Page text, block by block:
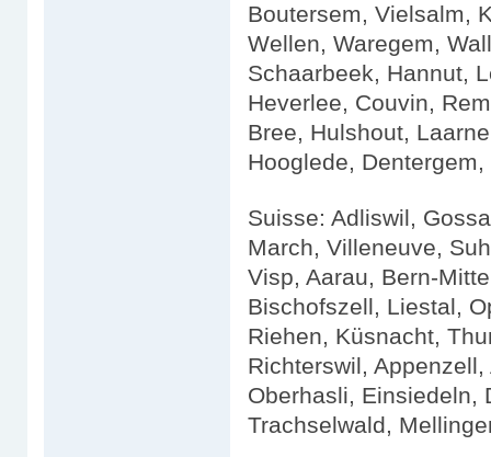
Boutersem, Vielsalm,
Wellen, Waregem,
Schaarbeek, Hannut,
Heverlee, Couvin,
Bree, Hulshout,
Hooglede, Dentergem,
Suisse: Adliswil,
March, Villeneuve,
Visp, Aarau, Bern-
Bischofszell, Liestal,
Riehen, Küsnacht,
Richterswil,
Oberhasli, Einsiedeln,
Trachselwald,